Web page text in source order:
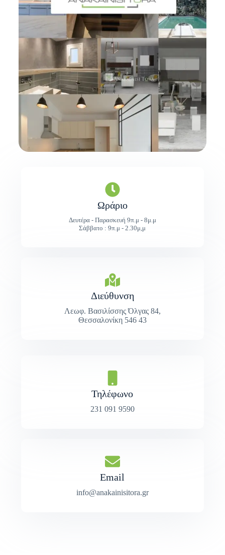
Ωράριο
Δευτέρα - Παρασκευή 9π.μ - 8μ.μ
Σάββατο : 9π.μ - 2.30μ,μ
Διεύθυνση
Λεωφ. Βασιλίσσης Όλγας 84,
Θεσσαλονίκη 546 43
Τηλέφωνο
231 091 9590
Email
info@anakainisitora.gr